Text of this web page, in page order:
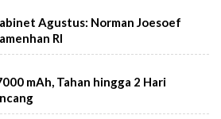
Agustus: Norman Joesoef
RI
mAh, Tahan hingga 2 Hari